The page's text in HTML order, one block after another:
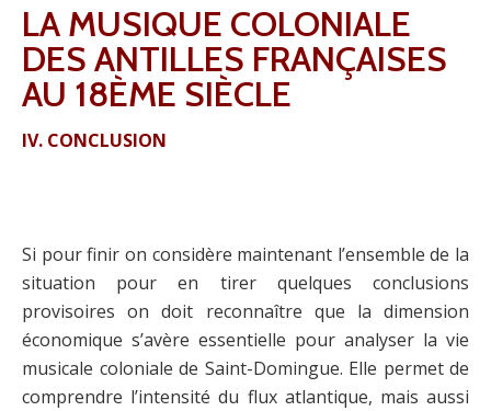
LA MUSIQUE COLONIALE
DES ANTILLES FRANÇAISES
AU 18ÈME SIÈCLE
IV. CONCLUSION
Si pour finir on considère maintenant l’ensemble de la
situation pour en tirer quelques conclusions
provisoires on doit reconnaître que la dimension
économique s’avère essentielle pour analyser la vie
musicale coloniale de Saint-Domingue. Elle permet de
comprendre l’intensité du flux atlantique, mais aussi